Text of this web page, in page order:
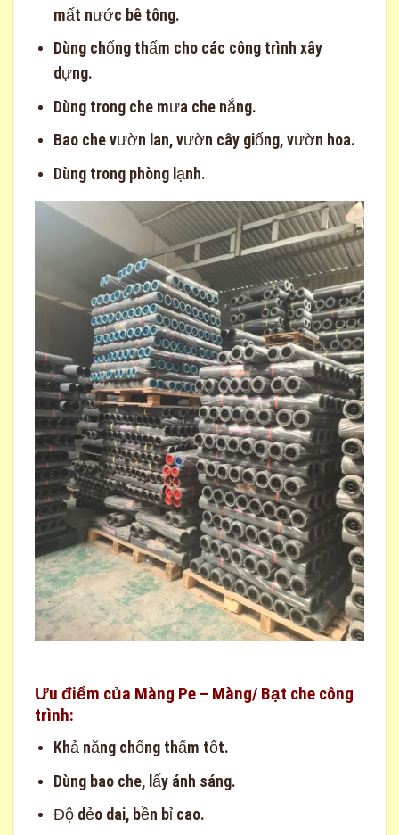
mất nước bê tông.
Dùng chống thấm cho các công trình xây
dựng.
Dùng trong che mưa che nắng.
Bao che vườn lan, vườn cây giống, vườn hoa.
Dùng trong phòng lạnh.
Ưu điểm của Màng Pe – Màng/ Bạt che công
trình:
Khả năng chống thấm tốt.
Dùng bao che, lấy ánh sáng.
Độ dẻo dai, bền bỉ cao.